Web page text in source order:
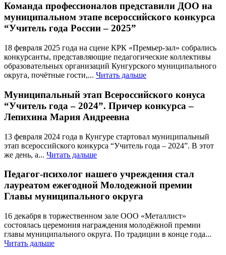
Команда профессионалов представили ДОО на
муниципальном этапе всероссийского конкурса
“Учитель года России – 2025”
18 февраля 2025 года на сцене КРК «Премьер-зал» собрались
конкурсанты, представляющие педагогические коллективы
образовательных организаций Кунгурского муниципального
округа, почётные гости,... Читать дальше
Муниципальный этап Всероссийского конуса
“Учитель года – 2024”. Причер конкурса –
Лепихина Мария Андреевна
13 февраля 2024 года в Кунгуре стартовал муниципальный
этап всероссийского конкурса “Учитель года – 2024”. В этот
же день, а... Читать дальше
Педагог-психолог нашего учреждения стал
лауреатом ежегодной Молодежной премии
Главы муниципального округа
16 декабря в торжественном зале ООО «Металлист»
состоялась церемония награждения молодёжной премии
главы муниципального округа. По традиции в конце года...
Читать дальше